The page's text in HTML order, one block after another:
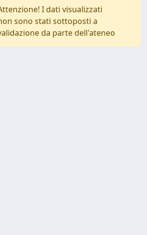
I dati visualizzati
sono stati sottoposti a
da parte dell'ateneo